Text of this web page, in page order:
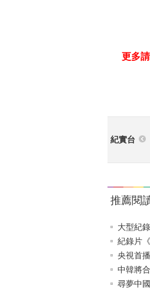
更多
紀實台
推薦閱
大型紀
紀錄片
央視首
中韓將
尋夢中